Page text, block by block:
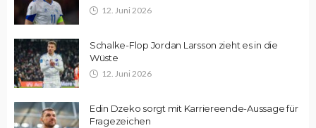
12. Juni 2026
Schalke-Flop Jordan Larsson zieht es in die
Wüste
12. Juni 2026
Edin Dzeko sorgt mit Karriereende-Aussage für
Fragezeichen